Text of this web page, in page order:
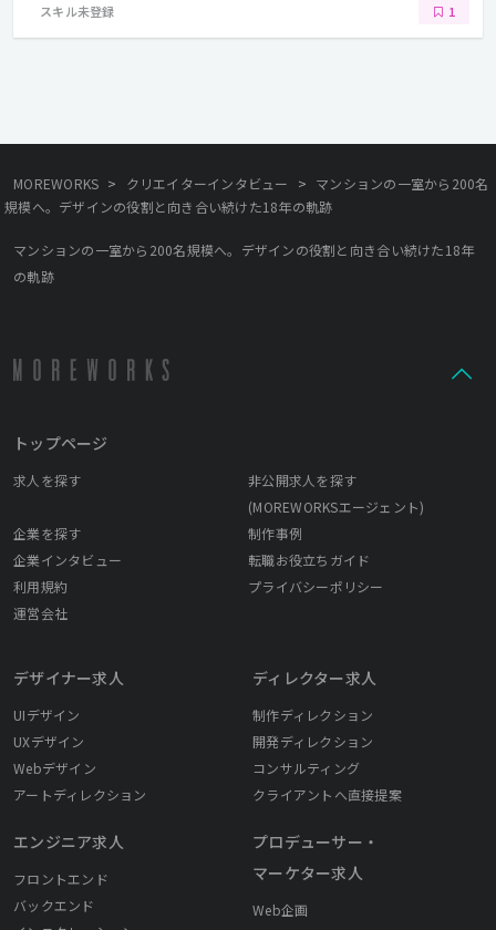
スキル未登録 1
MOREWORKS > クリエイターインタビュー > マンションの一室から200名
規模へ。デザインの役割と向き合い続けた18年の軌跡
マンションの一室から200名規模へ。デザインの役割と向き合い続けた18年
の軌跡
トップページ
求人を探す
非公開求人を探す
(MOREWORKSエージェント)
企業を探す
制作事例
企業インタビュー
転職お役立ちガイド
利用規約
プライバシーポリシー
運営会社
デザイナー求人
UIデザイン
UXデザイン
Webデザイン
アートディレクション
エンジニア求人
フロントエンド
バックエンド
ディレクター求人
制作ディレクション
開発ディレクション
コンサルティング
クライアントへ直接提案
プロデューサー・
マーケター求人
Web企画